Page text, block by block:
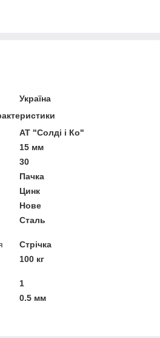
Україна
АТ "Солді і Ко"
15 мм
30
Пачка
Цинк
Нове
Сталь
Стрічка
100 кг
1
0.5 мм